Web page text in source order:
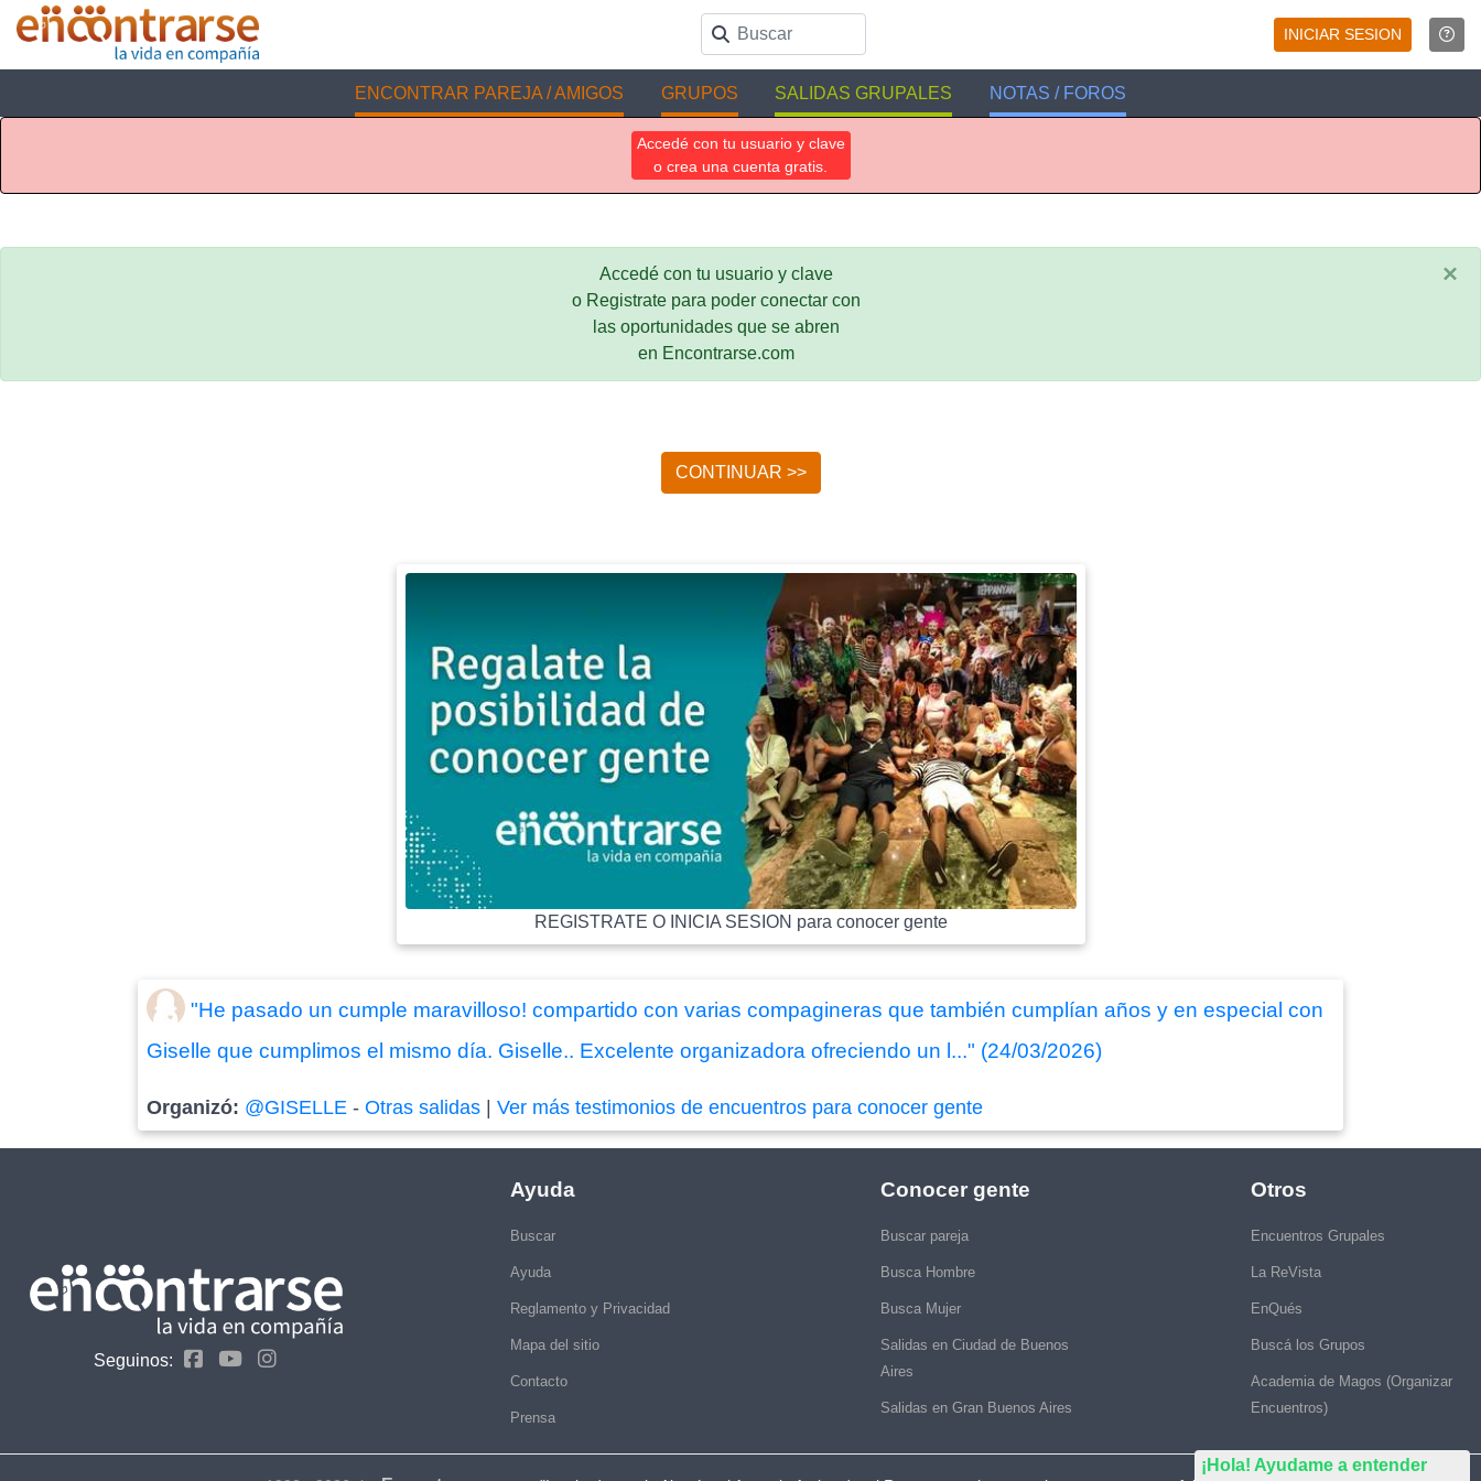
INICIAR SESION
ENCONTRAR PAREJA / AMIGOS GRUPOS SALIDAS GRUPALES NOTAS / FOROS
¡Hola! Ayudame a entender
Accedé con tu usuario y clave
o crea una cuenta gratis.
Accedé con tu usuario y clave
o Registrate para poder conectar con
las oportunidades que se abren
en Encontrarse.com
×
CONTINUAR >>
REGISTRATE O INICIA SESION para conocer gente
"He pasado un cumple maravilloso! compartido con varias compagineras que también cumplían años y en especial con
Giselle que cumplimos el mismo día. Giselle.. Excelente organizadora ofreciendo un l..." (24/03/2026)
Organizó: @GISELLE -Otras salidas |Ver más testimonios de encuentros para conocer gente
Seguinos:
Ayuda
Buscar
Ayuda
Reglamento y Privacidad
Mapa del sitio
Contacto
Prensa
Conocer gente
Buscar pareja
Busca Hombre
Busca Mujer
Salidas en Ciudad de Buenos
Aires
Salidas en Gran Buenos Aires
Otros
Encuentros Grupales
La ReVista
EnQués
Buscá los Grupos
Academia de Magos (Organizar
Encuentros)